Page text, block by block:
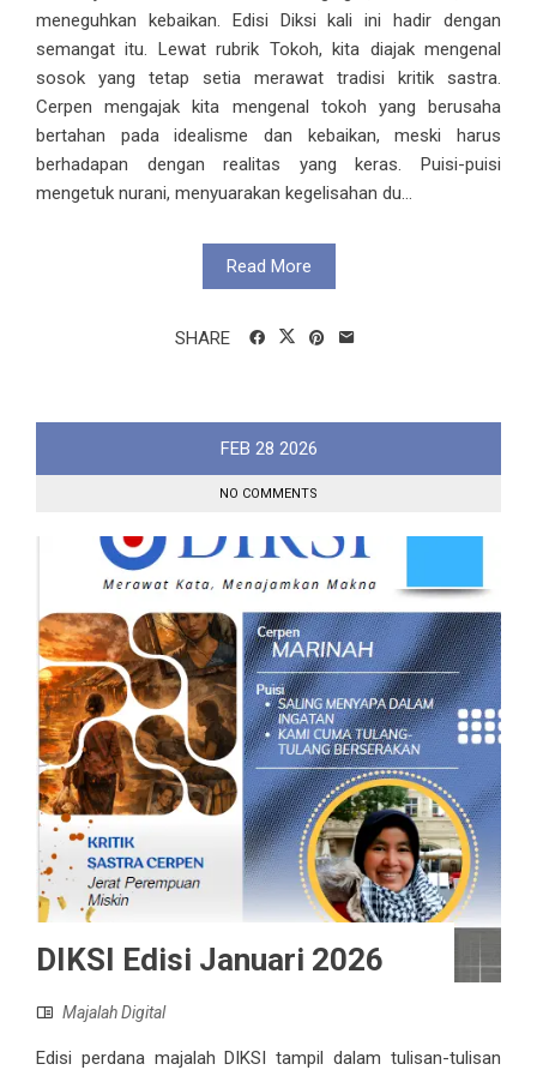
meneguhkan kebaikan. Edisi Diksi kali ini hadir dengan
semangat itu. Lewat rubrik Tokoh, kita diajak mengenal
sosok yang tetap setia merawat tradisi kritik sastra.
Cerpen mengajak kita mengenal tokoh yang berusaha
bertahan pada idealisme dan kebaikan, meski harus
berhadapan dengan realitas yang keras. Puisi-puisi
mengetuk nurani, menyuarakan kegelisahan du...
Read More
SHARE
FEB 28 2026
NO COMMENTS
DIKSI Edisi Januari 2026
Majalah Digital
Edisi perdana majalah DIKSI tampil dalam tulisan-tulisan